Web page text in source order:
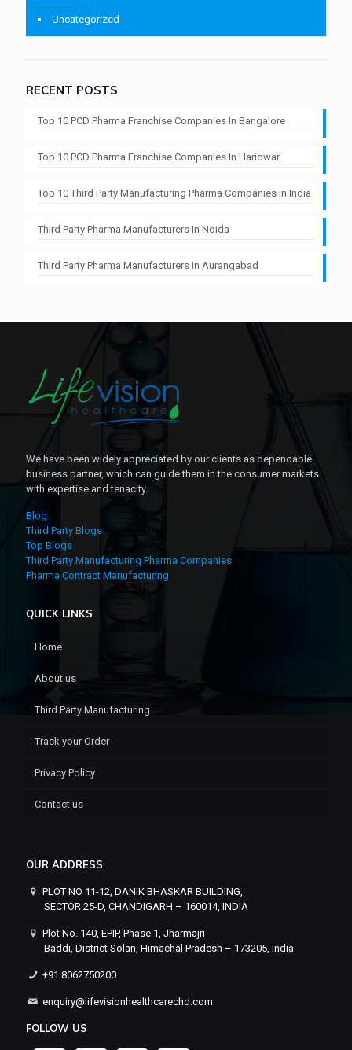
Uncategorized
RECENT POSTS
Top 10 PCD Pharma Franchise Companies In Bangalore
Top 10 PCD Pharma Franchise Companies In Haridwar
Top 10 Third Party Manufacturing Pharma Companies in India
Third Party Pharma Manufacturers In Noida
Third Party Pharma Manufacturers In Aurangabad
We have been widely appreciated by our clients as dependable
business partner, which can guide them in the consumer markets
with expertise and tenacity.
Blog
Third Party Blogs
Top Blogs
Third Party Manufacturing Pharma Companies
Pharma Contract Manufacturing
QUICK LINKS
Home
About us
Third Party Manufacturing
Track your Order
Privacy Policy
Contact us
OUR ADDRESS
PLOT NO 11-12, DANIK BHASKAR BUILDING,
SECTOR 25-D, CHANDIGARH – 160014, INDIA
Plot No. 140, EPIP, Phase 1, Jharmajri
Baddi, District Solan, Himachal Pradesh – 173205, India
+91 8062750200
enquiry@lifevisionhealthcarechd.com
FOLLOW US